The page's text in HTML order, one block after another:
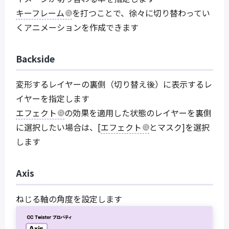
キーフレーム
を打つことで、徐々に切り替わってい
くアニメーションを作成できます
Backside
変形するレイヤーの裏側（切り替え後）に表示するレ
イヤーを指定します
エフェクト
の効果を適用した状態のレイヤーを裏側
に選択したい場合は、[エフェクト
とマスク]を選択
します
Axis
ねじる軸の角度を設定します